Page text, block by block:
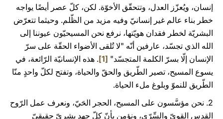
إنسان، ويُعزّز العدل، وتتحقّق الأخوّة. لكن، كلّ عصر أيضًا يواجه
خطر بناء عالم غير إنسانيّ وفيه مزيد من الظّلم. وحيثما تتعرّض
البشريّة لخطر فقدان هويّتها، نرفع نحن المسيحيّون عيوننا إلى
الله الذي تجسّد، عارفين أنّه "لا تُلقى الأضواء الحقّة على سرّ
الإنسان إلّا بسرّ الكلمة المتجسّد" [1]
. هذه الإنسانيّة الرّائعة، في
يسوع المسيح، تصير الطّريق والحقّ والحياة، وتفتح لكلّ واحدٍ منّا
الطّريق للنموّ وبلوغ ملء الحياة.
2. نحن مؤسَّسون على المسيح، الحجر الحَيّ، ونعرف عمل الرّوح
القدس القويّ والسِّرّي، ونؤمن بأنّ كلّ جهد بشريّ حقيقيّ